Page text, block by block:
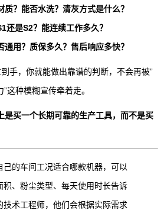
？能否水洗？清灰方式是什么？
还是S2？能连续工作多久？
用？质保多久？售后响应多快？
手，你就能做出靠谱的判断，不会再被”
这种模糊宣传牵着走。
是买一个长期可靠的生产工具，而不是买
己的车间工况适合哪款机器，可以
积、粉尘类型、每天使用时长告诉
技术工程师，他们会根据实际需求